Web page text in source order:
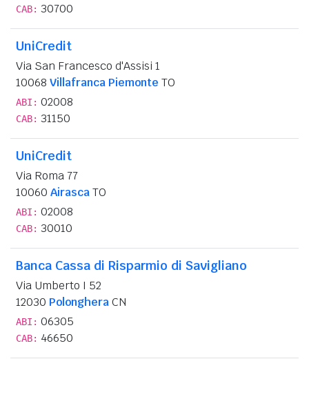
CAB: 30700
UniCredit
Via San Francesco d'Assisi 1
10068 Villafranca Piemonte TO
ABI: 02008
CAB: 31150
UniCredit
Via Roma 77
10060 AirascaTO
ABI: 02008
CAB: 30010
Banca Cassa di Risparmio di Savigliano
Via Umberto I 52
12030 PolongheraCN
ABI: 06305
CAB: 46650